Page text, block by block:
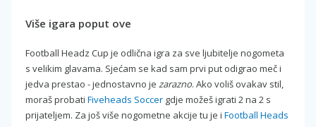
Više igara poput ove
Football Headz Cup je odlična igra za sve ljubitelje nogometa
s velikim glavama. Sjećam se kad sam prvi put odigrao meč i
jedva prestao - jednostavno je zarazno. Ako voliš ovakav stil,
moraš probati Fiveheads Soccer gdje možeš igrati 2 na 2 s
prijateljem. Za još više nogometne akcije tu je i Football Heads